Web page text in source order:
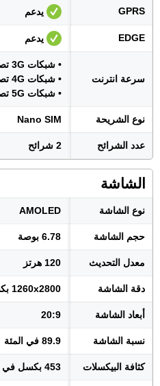
GPRS يدعم
EDGE يدعم
سرعة انترنت
• شبكات 3G تصل حتى 42 ميجابت
• شبكات 4G تصل حتى 2 جيجابت
• شبكات 5G تصل حتى 7.5 جيجابت
نوع الشريحة Nano SIM
عدد الشرائح 2 شرائح
الشاشة
نوع الشاشة AMOLED
حجم الشاشة 6.78 بوصة
معدل التحديث 120 هرتز
دقة الشاشة 1260x2800 بكسل (+1.5K)
أبعاد الشاشة 20:9
نسبة الشاشة 89.9 في المئة
كثافة البيكسلات 453 بكسل في كل إنش